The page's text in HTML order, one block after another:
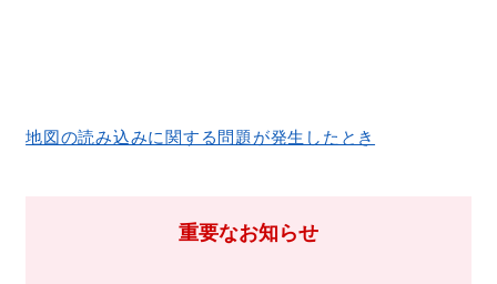
地図の読み込みに関する問題が発生したとき
重要なお知らせ